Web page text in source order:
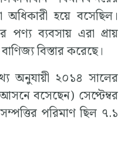
অধিকারী হয়ে বসেছিল।
পণ্য ব্যবসায় এরা প্রায়
বিস্তার করেছে।
অনুযায়ী ২০১৪ সালের
বসেছেন) সেপ্টেম্বর
পরিমাণ ছিল ৭.১